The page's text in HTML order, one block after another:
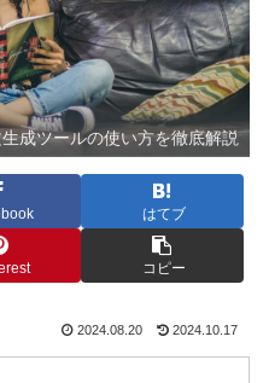
成ツールの使い方を徹底解説
はてブ
コピー
2024.08.20 2024.10.17